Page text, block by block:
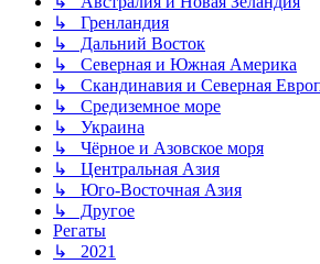
↳ Гренландия
↳ Дальний Восток
↳ Северная и Южная Америка
↳ Скандинавия и Северная
↳ Средиземное море
↳ Украина
↳ Чёрное и Азовское моря
↳ Центральная Азия
↳ Юго-Восточная Азия
↳ Другое
Регаты
↳ 2021